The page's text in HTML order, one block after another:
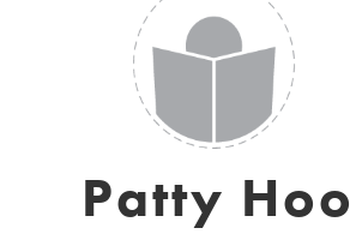
Patty Hoo